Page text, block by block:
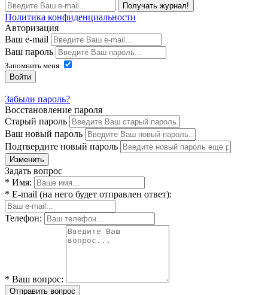
Получать журнал!
Политика конфиденциальности
Авторизация
Ваш e-mail
Ваш пароль
Запомнить меня
Войти
Забыли пароль?
Восстановление пароля
Старый пароль
Ваш новый пароль
Подтвердите новый пароль
Изменить
Задать вопрос
* Имя:
* E-mail (на него будет отправлен ответ):
Телефон:
* Ваш вопрос:
Отправить вопрос